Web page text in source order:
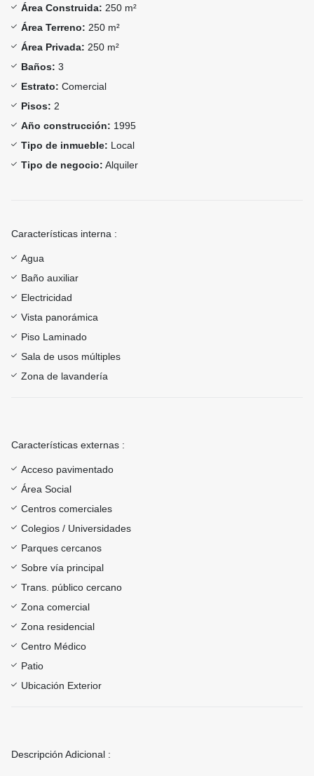
Área Construida: 250 m²
Área Terreno: 250 m²
Área Privada: 250 m²
Baños: 3
Estrato: Comercial
Pisos: 2
Año construcción: 1995
Tipo de inmueble: Local
Tipo de negocio: Alquiler
Características interna :
Agua
Baño auxiliar
Electricidad
Vista panorámica
Piso Laminado
Sala de usos múltiples
Zona de lavandería
Características externas :
Acceso pavimentado
Área Social
Centros comerciales
Colegios / Universidades
Parques cercanos
Sobre vía principal
Trans. público cercano
Zona comercial
Zona residencial
Centro Médico
Patio
Ubicación Exterior
Descripción Adicional :